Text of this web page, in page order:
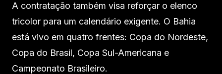
A contratação também visa reforçar o elenco
tricolor para um calendário exigente. O Bahia
está vivo em quatro frentes: Copa do Nordeste,
Copa do Brasil, Copa Sul-Americana e
Campeonato Brasileiro.